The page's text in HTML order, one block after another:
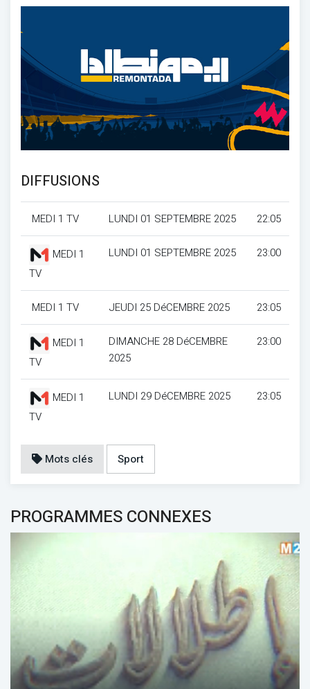
DIFFUSIONS
MEDI 1 TV LUNDI 01 SEPTEMBRE 2025 22:05
MEDI 1
TV
LUNDI 01 SEPTEMBRE 2025 23:00
MEDI 1 TV JEUDI 25 DéCEMBRE 2025 23:05
MEDI 1
TV
DIMANCHE 28 DéCEMBRE
2025
23:00
MEDI 1
TV
LUNDI 29 DéCEMBRE 2025 23:05
Mots clés Sport
PROGRAMMES CONNEXES